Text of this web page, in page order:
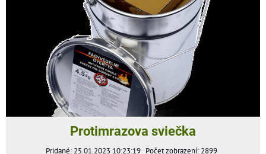
Protimrazova sviečka
Pridané: 25.01.2023 10:23:19 Počet zobrazení: 2899